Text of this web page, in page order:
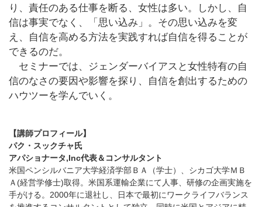
り、責任のある仕事を断る、女性は多い。しかし、自
信は事実でなく、「思い込み」。その思い込みを変
え、自信を高める方法を実践すれば自信を得ることが
できるのだ。
セミナーでは、ジェンダーバイアスと女性特有の自
信のなさの要因や影響を探り、自信を創出するための
ハウツーを学んでいく。
【講師プロフィール】
パク・スックチャ氏
アパショナータ,Inc代表＆コンサルタント
米国ペンシルバニア大学経済学部ＢＡ（学士）、シカゴ大学ＭＢ
Ａ(経営学修士)取得。米国系運輸企業にて人事、研修の企画実施を
手がける。2000年に退社し、日本で最初にワークライフバランス